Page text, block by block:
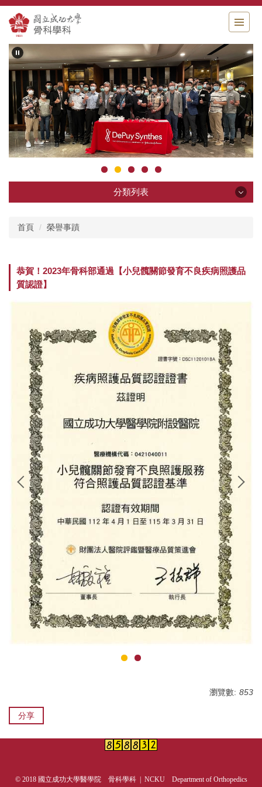
跳
到
主
要
內
容
區
分類列表
次專科介紹
成員介紹
住院醫師招募
學術活動
研究成果
榮譽事蹟
教學計畫
課程查詢
衛教資訊
門診表
相關資源
相關規章
位置地圖
聯絡我們
首頁 榮譽事蹟
恭賀！2023年骨科部通過【小兒髖關節發育不良疾病照護品
質認證】
瀏覽數: 853
分享
© 2018 國立成功大學醫學院 骨科學科 | NCKU Department of Orthopedics